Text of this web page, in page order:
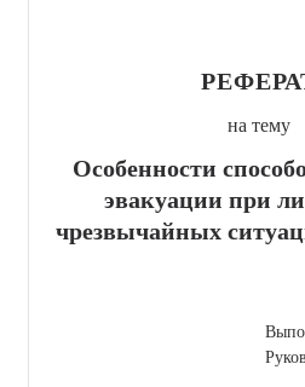
на тему
Особенности
эвакуации при
чрезвычайных